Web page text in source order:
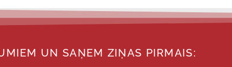
UN SAŅEM ZIŅAS PIRMAIS: